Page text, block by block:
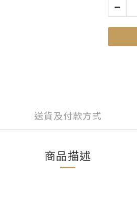
送貨及付款方式
商品描述